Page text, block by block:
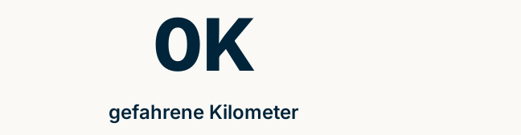
gefahrene Kilometer
0K